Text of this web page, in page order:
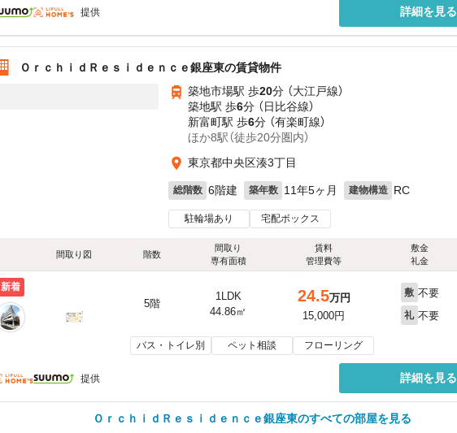
提供 詳細を見る
ＯｒｃｈｉｄＲｅｓｉｄｅｎｃｅ銀座東の賃貸物件
築地市場駅 歩20分 （大江戸線）
築地駅 歩6分 （日比谷線）
新富町駅 歩6分 （有楽町線）
ほか8駅（徒歩20分圏内）
東京都中央区湊3丁目
総階数 6階建 築年数 11年5ヶ月 建物構造 RC
駐輪場あり 宅配ボックス
間取り図 階数
間取り
専有面積
賃料
管理費等
敷金
礼金
新着
5階
1LDK
44.86㎡
24.5万円
15,000円
敷 不要
礼 不要
バス・トイレ別 ペット相談 フローリング
提供 詳細を見る
ＯｒｃｈｉｄＲｅｓｉｄｅｎｃｅ銀座東のすべての部屋を見る